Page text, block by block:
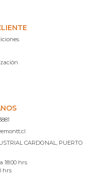
CARDONAL, PUERTO
18:00 hrs
hrs